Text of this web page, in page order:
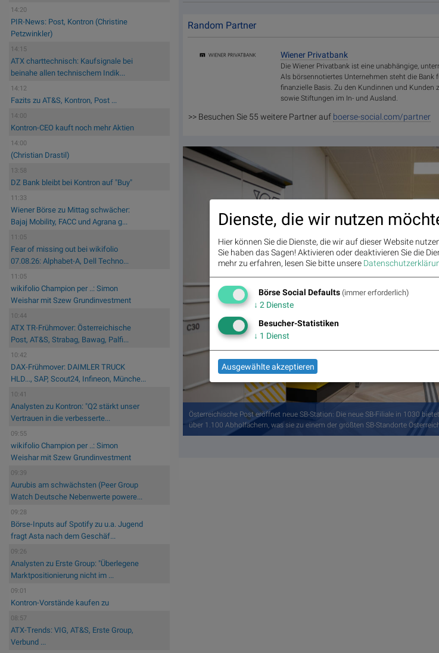
14:20
PIR-News: Post, Kontron (Christine
Petzwinkler)
14:15
ATX charttechnisch: Kaufsignale bei
beinahe allen technischem Indik...
14:12
Fazits zu AT&S, Kontron, Post ...
14:00
Kontron-CEO kauft noch mehr Aktien
14:00
(Christian Drastil)
13:58
DZ Bank bleibt bei Kontron auf "Buy"
11:33
Wiener Börse zu Mittag schwächer:
Bajaj Mobility, FACC und Agrana g...
11:05
Fear of missing out bei wikifolio
07.08.26: Alphabet-A, Dell Techno...
11:05
wikifolio Champion per ..: Simon
Weishar mit Szew Grundinvestment
10:44
ATX TR-Frühmover: Österreichische
Post, AT&S, Strabag, Bawag, Palfi...
10:42
DAX-Frühmover: DAIMLER TRUCK
HLD..., SAP, Scout24, Infineon, Münche...
10:41
Analysten zu Kontron: "Q2 stärkt unser
Vertrauen in die verbesserte...
09:55
wikifolio Champion per ..: Simon
Weishar mit Szew Grundinvestment
09:39
Aurubis am schwächsten (Peer Group
Watch Deutsche Nebenwerte powere...
09:28
Börse-Inputs auf Spotify zu u.a. Jugend
fragt Asta nach dem Geschäf...
09:26
Analysten zu Erste Group: "Überlegene
Marktpositionierung nicht im ...
09:01
Kontron-Vorstände kaufen zu
08:57
ATX-Trends: VIG, AT&S, Erste Group,
Verbund ...
Random Partner
Wiener Privatbank
Die Wiener Privatbank ist eine unabhängige,
Als börsennotiertes Unternehmen steht die
finanzielle Basis. Zu den Kundinnen und Kunden
sowie Stiftungen im In- und Ausland.
>> Besuchen Sie 55 weitere Partner auf boerse-social.com/partner
Österreichische Post eröffnet neue SB-Station: Die neue SB-Filiale in 1030
über 1.100 Abholfächern, was sie zu einem der größten SB-Standorte
Dienste, die wir nutzen
Hier können Sie die Dienste, die wir auf dieser Website
Sie haben das Sagen! Aktivieren oder deaktivieren Sie die
mehr zu erfahren, lesen Sie bitte unsere
Börse Social Defaults (immer erforderlich)
↓ 2 Dienste
Besucher-Statistiken
↓ 1 Dienst
Ausgewählte akzeptieren